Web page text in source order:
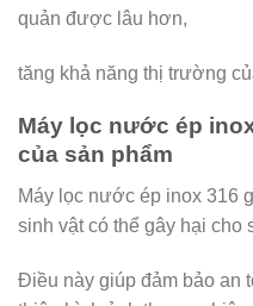
quản được lâu hơn,
tăng khả năng thị trường
Máy lọc nước ép
của sản phẩm
Máy lọc nước ép inox 316
sinh vật có thể gây hại cho
Điều này giúp đảm bảo an